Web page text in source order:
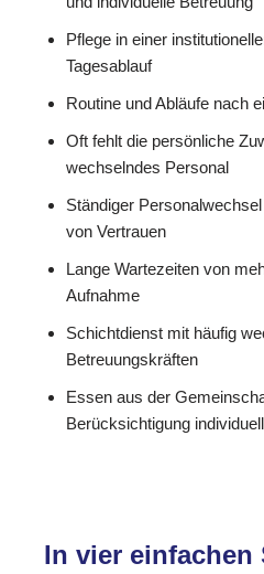
Pflege in einer
Tagesablauf
Routine und Abläufe nach
Oft fehlt die persönliche
wechselndes Personal
Ständiger
von Vertrauen
Lange Wartezeiten von
Aufnahme
Schichtdienst mit häufig
Betreuungskräften
Essen aus der
Berücksichtigung
In vier einfachen